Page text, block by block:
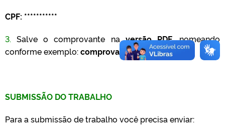
CPF: ***********
3. Salve o comprovante naversão PDF, nomeando
conforme exemplo:comprovante_glaucia_soares
SUBMISSÃO DO TRABALHO
Para a submissão de trabalho você precisa enviar: